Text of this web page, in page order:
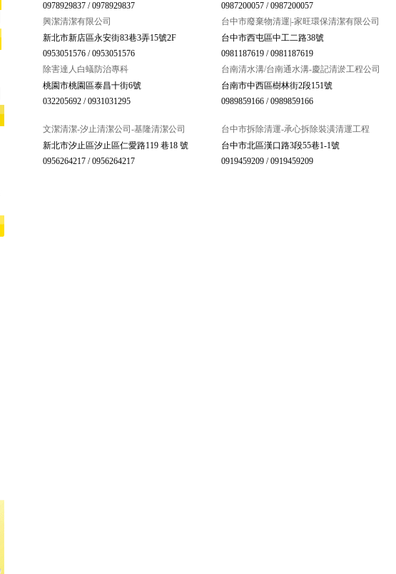
0978929837 / 0978929837
0987200057 / 0987200057
興潔清潔有限公司
新北市新店區永安街83巷3弄15號2F
0953051576 / 0953051576
台中市廢棄物清運|-家旺環保清潔有限公司
台中市西屯區中工二路38號
0981187619 / 0981187619
除害達人白蟻防治專科
桃園市桃園區泰昌十街6號
032205692 / 0931031295
台南清水溝/台南通水溝-慶記清淤工程公司
台南市中西區樹林街2段151號
0989859166 / 0989859166
文潔清潔-汐止清潔公司-基隆清潔公司
新北市汐止區汐止區仁愛路119 巷18 號
0956264217 / 0956264217
台中市拆除清運-承心拆除裝潢清運工程
台中市北區漢口路3段55巷1-1號
0919459209 / 0919459209